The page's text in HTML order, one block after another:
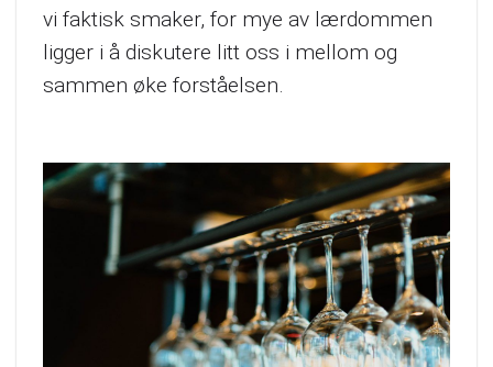
vi faktisk smaker, for mye av lærdommen
ligger i å diskutere litt oss i mellom og
sammen øke forståelsen.